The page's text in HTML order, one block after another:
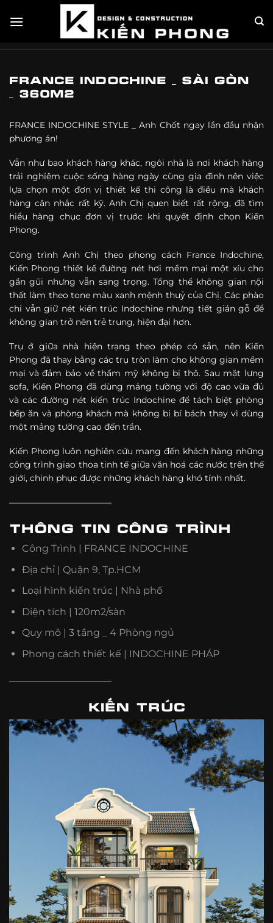
TRANG CHỦ THI CÔNG NHÀ PHỐ » FRANCE INDOCHINE _ SÀI
GÒN _ 360M2
FRANCE INDOCHINE _ SÀI GÒN
_ 360M2
FRANCE INDOCHINE STYLE _ Anh Chốt ngay lần đầu nhận
phương án!
Vẫn như bao khách hàng khác, ngôi nhà là nơi khách hàng
trải nghiệm cuộc sống hàng ngày cùng gia đình nên việc
lựa chọn một đơn vị thiết kế thi công là điều mà khách
hàng cân nhắc rất kỹ. Anh Chị quen biết rất rộng, đã tìm
hiểu hàng chục đơn vị trước khi quyết định chọn Kiến
Phong.
Công trình Anh Chị theo phong cách France Indochine,
Kiến Phong thiết kế đường nét hơi mềm mại một xíu cho
gần gũi nhưng vẫn sang trọng. Tổng thể không gian nội
thất làm theo tone màu xanh mệnh thuỷ của Chị. Các phào
chỉ vẫn giữ nét kiến trúc Indochine nhưng tiết giản gỗ để
không gian trở nên trẻ trung, hiện đại hơn.
Trụ ở giữa nhà hiện trạng theo phép có sẵn, nên Kiến
Phong đã thay bằng các trụ tròn làm cho không gian mềm
mại và đảm bảo về thẩm mỹ không bị thô. Sau mặt lưng
sofa, Kiến Phong đã dùng mảng tường với độ cao vừa đủ
và các đường nét kiến trúc Indochine để tách biệt phòng
bếp ăn và phòng khách mà không bị bí bách thay vì dùng
một mảng tường cao đến trần.
Kiến Phong luôn nghiên cứu mang đến khách hàng những
công trình giao thoa tinh tế giữa văn hoá các nước trên thế
giới, chinh phục được những khách hàng khó tính nhất.
————————————
THÔNG TIN CÔNG TRÌNH
Công Trình | FRANCE INDOCHINE
Địa chỉ | Quận 9, Tp.HCM
Loại hình kiến trúc | Nhà phố
Diện tích | 120m2/sàn
Quy mô | 3 tầng _ 4 Phòng ngủ
Phong cách thiết kế | INDOCHINE PHÁP
————————————
KIẾN TRÚC